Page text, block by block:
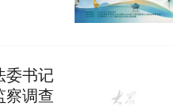
委书记
察调查